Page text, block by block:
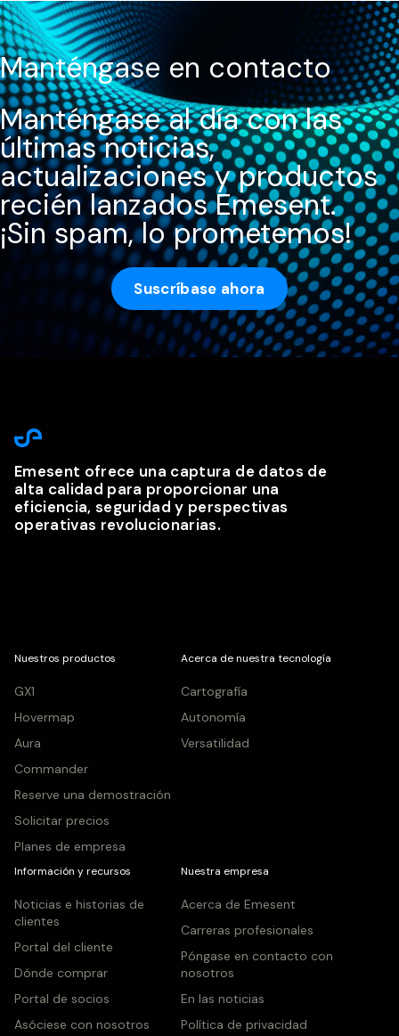
Manténgase en contacto
Manténgase al día con las
últimas noticias,
actualizaciones y productos
recién lanzados Emesent.
¡Sin spam, lo prometemos!
Suscríbase ahora
Emesent ofrece una captura de datos de
alta calidad para proporcionar una
eficiencia, seguridad y perspectivas
operativas revolucionarias.
Nuestros productos
GX1
Hovermap
Aura
Commander
Reserve una demostración
Solicitar precios
Planes de empresa
Acerca de nuestra tecnología
Cartografía
Autonomía
Versatilidad
Información y recursos
Noticias e historias de
clientes
Portal del cliente
Dónde comprar
Portal de socios
Asóciese con nosotros
Nuestra empresa
Acerca de Emesent
Carreras profesionales
Póngase en contacto con
nosotros
En las noticias
Política de privacidad